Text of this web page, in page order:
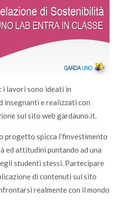
i lavori sono ideati in
insegnanti e realizzati con
sul sito web gardauno.it.
progetto spicca l’finvestimento
ed attitudini puntando ad una
studenti stessi. Partecipare
di contenuti sul sito
realmente con il mondo